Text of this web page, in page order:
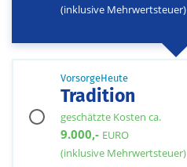
(inklusive Mehrwertsteuer)
VorsorgeHeute
Tradition
geschätzte Kosten ca.
9.000,- EURO
(inklusive Mehrwertsteuer)